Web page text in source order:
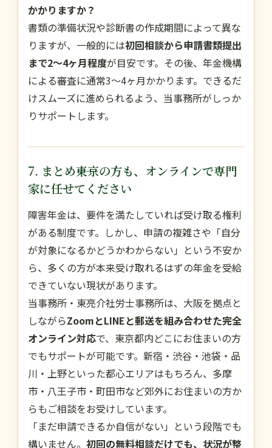
かかりますか？
書類の準備状況や診断書の作成期間によって異な
りますが、一般的には初回相談から申請書類提出
まで2〜4ヶ月程度が目安です。その後、年金機構
による審査に通常3〜4ヶ月かかります。できるだ
けスムーズに進められるよう、当事務所がしっか
りサポートします。
7. まとめ――東京の方も、オンラインで専門
家に任せてください
障害年金は、要件を満たしていれば受け取る権利
がある制度です。しかし、申請の複雑さや「自分
が対象になるかどうかわからない」という不安か
ら、多くの方が本来受け取れるはずの年金を受給
できていない現状があります。
当事務所・東亮介社労士事務所は、大阪を拠点と
しながらZoomとLINEと郵送を組み合わせた完全
オンライン対応で、東京都内どこにお住まいの方
でもサポートが可能です。新宿・渋谷・池袋・品
川・上野といった都心エリアはもちろん、多摩
市・八王子市・町田市など郊外にお住まいの方か
らもご相談をお受けしています。
「まだ申請できるか自信がない」という段階でも
構いません。 初回の無料相談だけでも、状況が整